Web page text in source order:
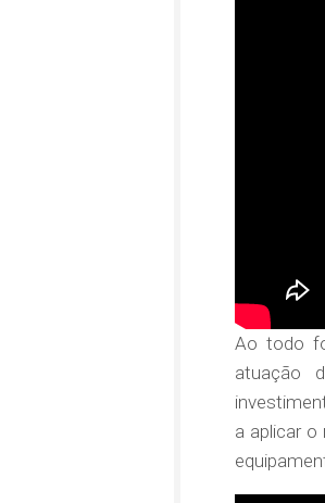
Ao todo
atuação
a aplicar o